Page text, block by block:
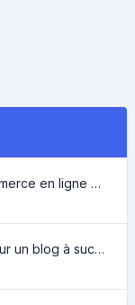
Les 10 meilleures idées de commerce en ligne pour les débutants 2022 et des outils pour vous aider à travailler facilement
Thèmes et idées populaires pour un blog à succès en 2022, ainsi que des outils qui seront utiles au blogueur